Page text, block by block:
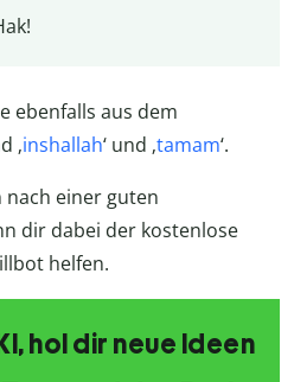
ebenfalls aus dem
‚inshallah‘ und ‚tamam‘.
nach einer guten
dir dabei der kostenlose
helfen.
hol dir neue Ideen